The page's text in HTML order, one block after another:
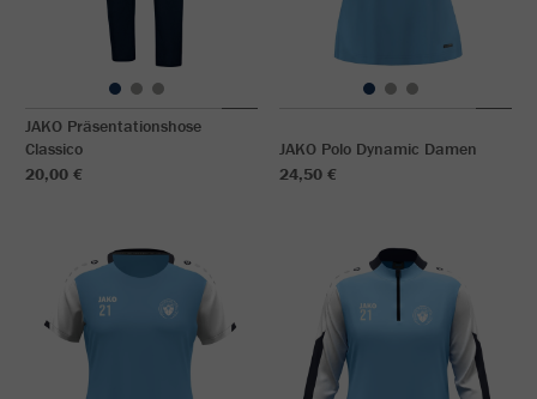
JAKO Präsentationshose
Classico
20,00 €
JAKO Polo Dynamic Damen
24,50 €